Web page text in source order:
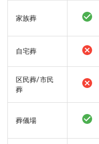
家族葬
自宅葬
区民葬/市民
葬
葬儀場